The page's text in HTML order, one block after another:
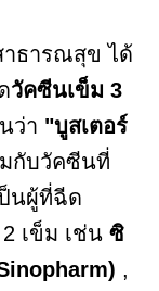
าธารณสุข ได้
วัคซีนเข็ม 3
ว่า "บูสเตอร์
กับวัคซีนที่
นผู้ที่ฉีด
เข็ม เช่น ซิ
,